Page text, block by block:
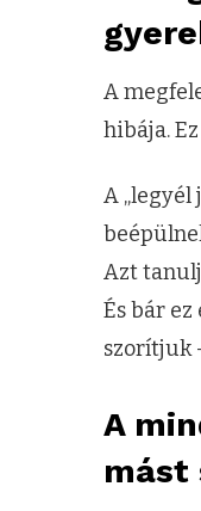
A
hibája.
A „legyél
Azt
És bár
szorítjuk
A
mást